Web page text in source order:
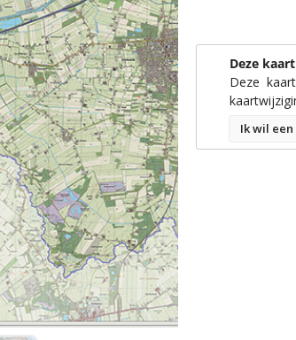
Deze
Deze
Ik wil